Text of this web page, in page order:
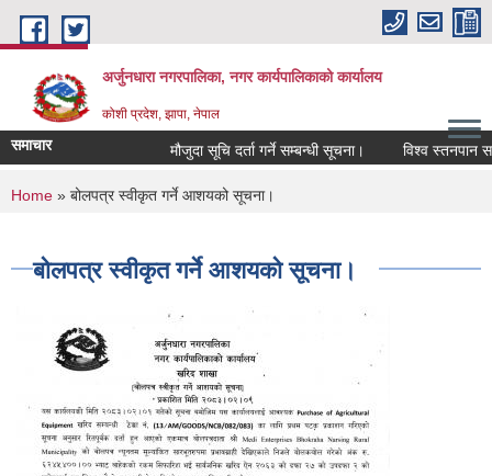
Skip to main content
अर्जुनधारा नगरपालिका, नगर कार्यपालिकाको कार्यालय
कोशी प्रदेश, झापा, नेपाल
समाचार मौजुदा सूचि दर्ता गर्ने सम्बन्धी सूचना। विश्व स्तनपान
You are here
Home » बोलपत्र स्वीकृत गर्ने आशयको सूचना।
बोलपत्र स्वीकृत गर्ने आशयको सूचना।